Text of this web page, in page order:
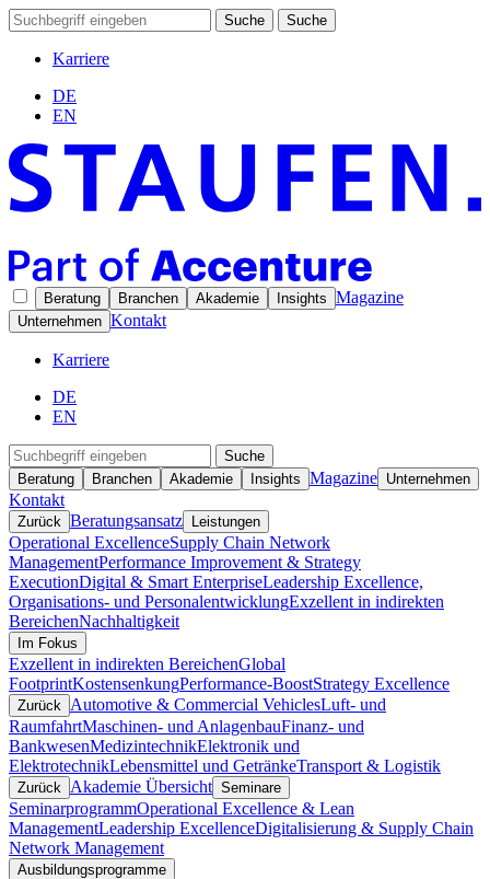
Suche Suche
Karriere
DE
EN
Beratung Branchen Akademie Insights Magazine
Unternehmen Kontakt
Karriere
DE
EN
Suche
Beratung
Branchen Akademie Insights Magazine Unternehmen
Kontakt
Zurück Beratungsansatz Leistungen
Operational ExcellenceSupply Chain Network
ManagementPerformance Improvement & Strategy
ExecutionDigital & Smart EnterpriseLeadership Excellence,
Organisations- und PersonalentwicklungExzellent in indirekten
BereichenNachhaltigkeit
Im Fokus
Exzellent in indirekten BereichenGlobal
FootprintKostensenkungPerformance-BoostStrategy Excellence
Zurück Automotive & Commercial VehiclesLuft- und
RaumfahrtMaschinen- und AnlagenbauFinanz- und
BankwesenMedizintechnikElektronik und
ElektrotechnikLebensmittel und GetränkeTransport & Logistik
Zurück Akademie Übersicht Seminare
SeminarprogrammOperational Excellence & Lean
ManagementLeadership ExcellenceDigitalisierung & Supply Chain
Network Management
Ausbildungsprogramme